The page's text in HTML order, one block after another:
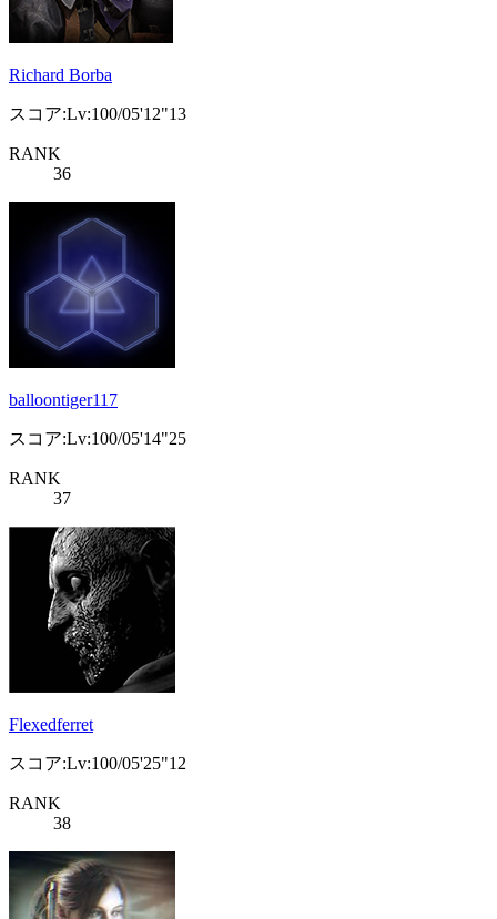
Richard Borba
スコア:Lv:100/05'12"13
RANK
36
balloontiger117
スコア:Lv:100/05'14"25
RANK
37
Flexedferret
スコア:Lv:100/05'25"12
RANK
38